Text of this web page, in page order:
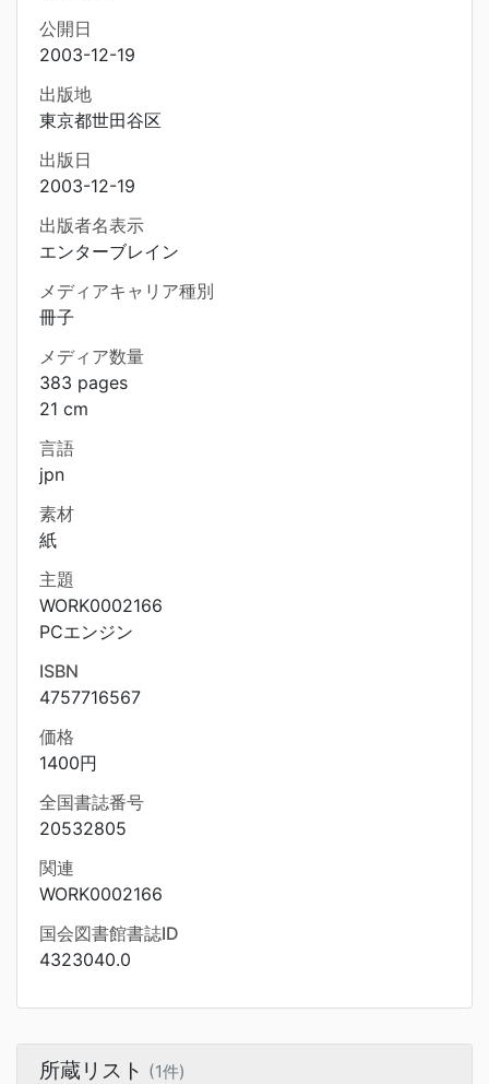
公開日
2003-12-19
出版地
東京都世田谷区
出版日
2003-12-19
出版者名表示
エンターブレイン
メディアキャリア種別
冊子
メディア数量
383 pages
21 cm
言語
jpn
素材
紙
主題
WORK0002166
PCエンジン
ISBN
4757716567
価格
1400円
全国書誌番号
20532805
関連
WORK0002166
国会図書館書誌ID
4323040.0
所蔵リスト (1件)